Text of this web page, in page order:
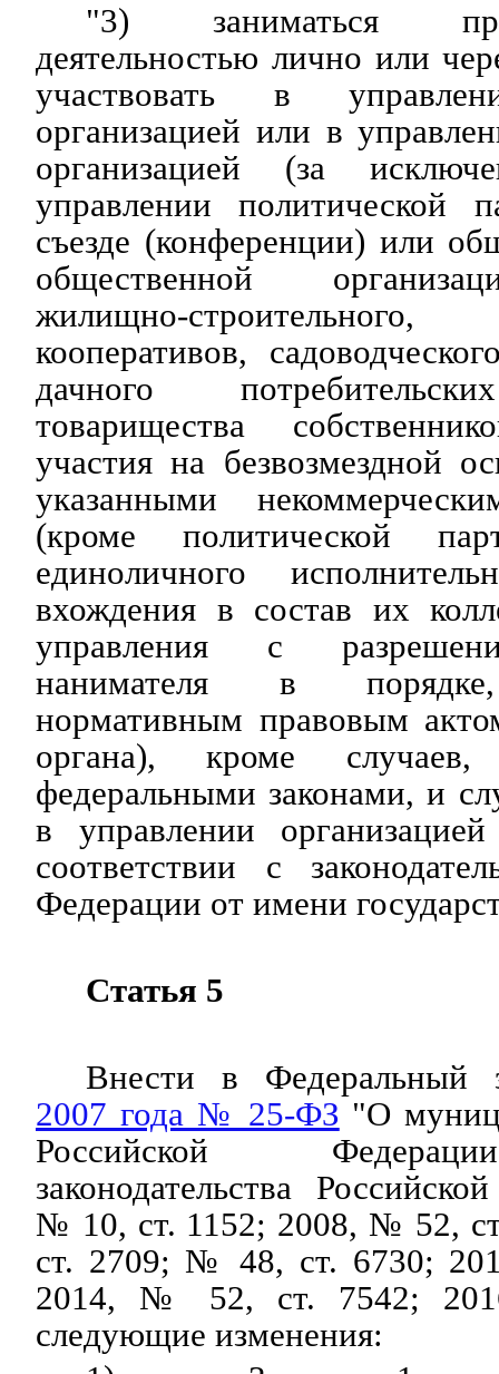
"3) заниматься
деятельностью лично или
участвовать в
организацией или в
организацией (за
управлении политической
съезде (конференции) или
общественной
жилищно-
кооперативов,
дачного
товарищества
участия на безвозмездной
указанными
(кроме политической
единоличного
вхождения в состав их
управления с
нанимателя в порядке,
нормативным правовым
органа), кроме случаев,
федеральными законами, и
в управлении
соответствии с
Федерации от имени
Статья 5
Внести в Федеральный
2007 года № 25-ФЗ "О
Российской
законодательства
№ 10, ст. 1152; 2008, № 52,
ст. 2709; № 48, ст. 6730;
2014, № 52, ст. 7542;
следующие изменения: